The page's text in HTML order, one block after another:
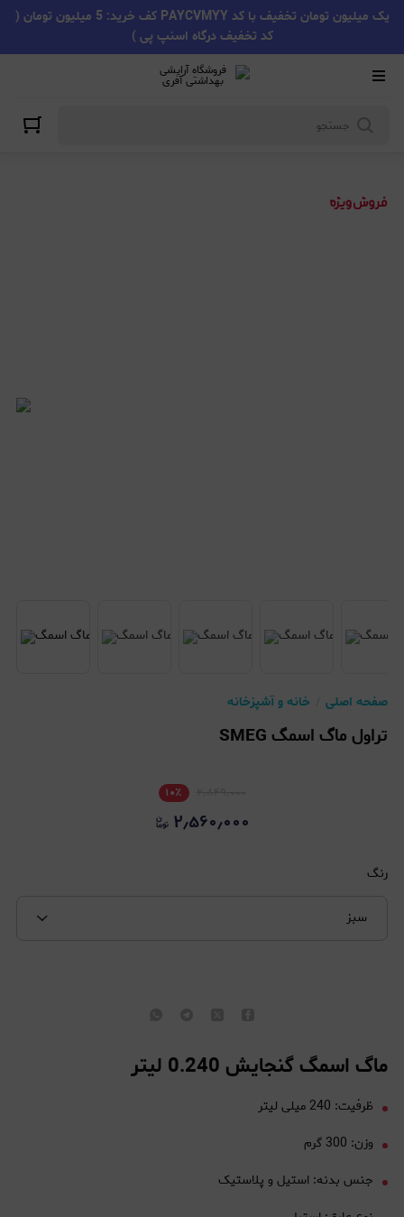
یک میلیون تومان تخفیف با کد PAYCVMYY کف خرید: 5 میلیون تومان (
کد تخفیف درگاه اسنپ پی )
صفحه اصلی خانه و آشپزخانه
تراول ماگ اسمگ SMEG
۱۰٪
۲٫۵۶۰٫۰۰۰
رنگ
سبز
ماگ اسمگ گنجایش 0.240 لیتر
ظرفیت: 240 میلی لیتر
وزن: 300 گرم
جنس بدنه: استیل و پلاستیک